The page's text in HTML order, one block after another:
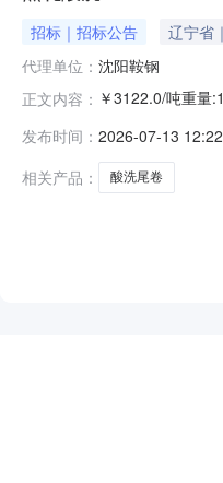
招标｜招标公告 辽宁省
代理单位： 沈阳鞍钢
正文内容： ￥3122.0/吨重量
求产线名称:冷轧
发布时间： 2026-07-13 12:22
相关产品：
酸洗尾卷